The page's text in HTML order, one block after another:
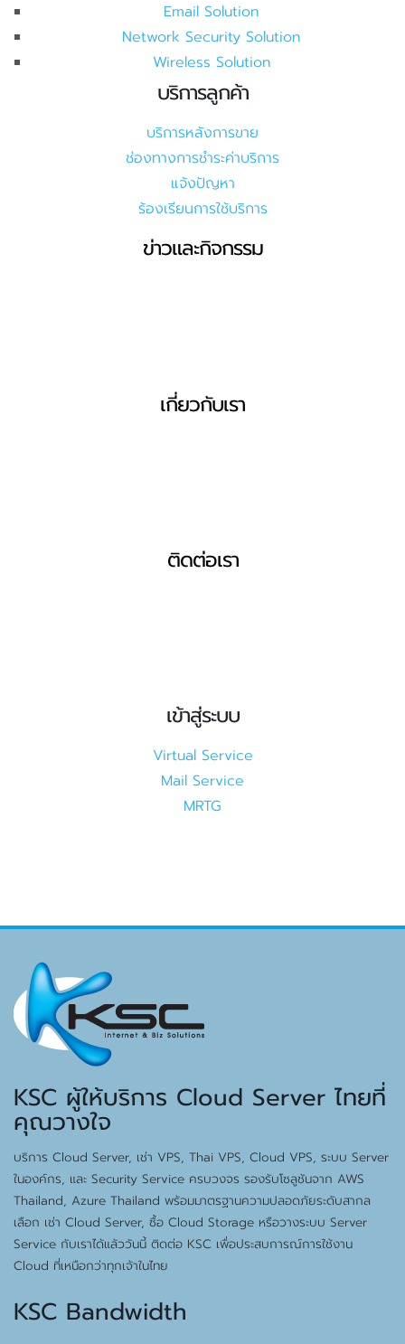
Email Solution
Network Security Solution
Wireless Solution
บริการลูกค้า
บริการหลังการขาย
ช่องทางการชำระค่าบริการ
แจ้งปัญหา
ร้องเรียนการใช้บริการ
ข่าวและกิจกรรม
เกี่ยวกับเรา
ติดต่อเรา
เข้าสู่ระบบ
Virtual Service
Mail Service
MRTG
KSC ผู้ให้บริการ Cloud Server ไทยที่
คุณวางใจ
บริการ Cloud Server, เช่า VPS, Thai VPS, Cloud VPS, ระบบ Server
ในองค์กร, และ Security Service ครบวงจร รองรับโซลูชันจาก AWS
Thailand, Azure Thailand พร้อมมาตรฐานความปลอดภัยระดับสากล
เลือก เช่า Cloud Server, ซื้อ Cloud Storage หรือวางระบบ Server
Service กับเราได้แล้ววันนี้ ติดต่อ KSC เพื่อประสบการณ์การใช้งาน
Cloud ที่เหนือกว่าทุกเจ้าในไทย
KSC Bandwidth